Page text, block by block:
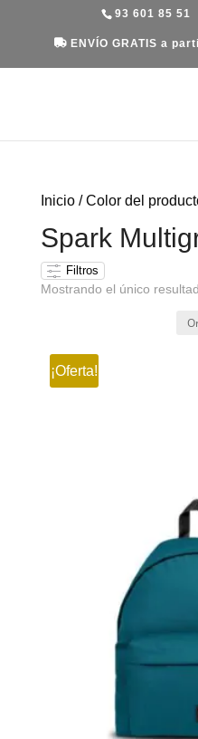
93 601 85 51
ENVÍO GRATIS a
Inicio/ Color del
Spark
Filtros
Mostrando el único
¡Oferta!